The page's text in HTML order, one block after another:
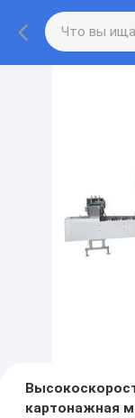
картонажная